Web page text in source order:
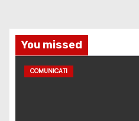
You missed
COMUNICATI